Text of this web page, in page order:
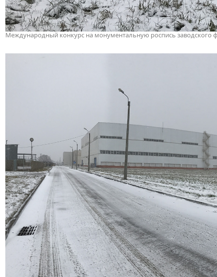
Международный конкурс на монументальную роспись заводского